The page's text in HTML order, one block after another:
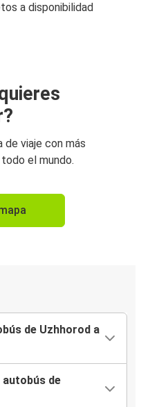
a disponibilidad
de viaje con más
el mundo.
de Uzhhorod a
autobús de